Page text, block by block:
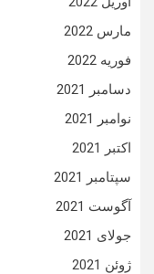
مارس 2022
فوریه 2022
دسامبر 2021
نوامبر 2021
اکتبر 2021
سپتامبر 2021
آگوست 2021
جولای 2021
ژوئن 2021